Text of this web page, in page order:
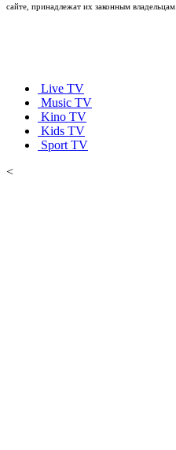
сайте, принадлежат их законным владельцам.
Live TV
Music TV
Kino TV
Kids TV
Sport TV
<